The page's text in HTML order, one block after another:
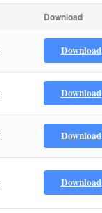
Download
Download
Download
Download
Download